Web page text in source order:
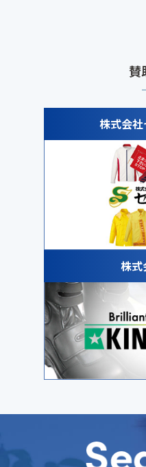
賛
株式会
株式